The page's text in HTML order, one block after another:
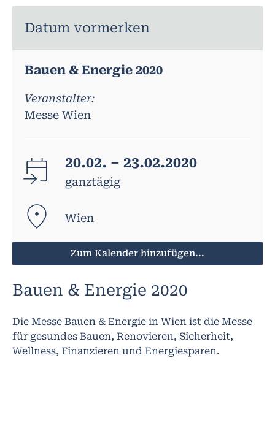
Datum vormerken
Bauen & Energie 2020
Veranstalter:
Messe Wien
20.02. – 23.02.2020
ganztägig
Wien
Zum Kalender hinzufügen...
Bauen & Energie 2020
Die Messe Bauen & Energie in Wien ist die Messe
für gesundes Bauen, Renovieren, Sicherheit,
Wellness, Finanzieren und Energiesparen.